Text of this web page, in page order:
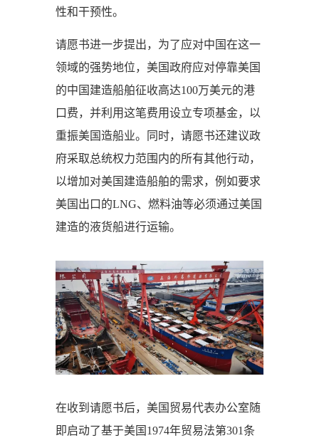
性和干预性。
请愿书进一步提出，为了应对中国在这一
领域的强势地位，美国政府应对停靠美国
的中国建造船舶征收高达100万美元的港
口费，并利用这笔费用设立专项基金，以
重振美国造船业。同时，请愿书还建议政
府采取总统权力范围内的所有其他行动，
以增加对美国建造船舶的需求，例如要求
美国出口的LNG、燃料油等必须通过美国
建造的液货船进行运输。
在收到请愿书后，美国贸易代表办公室随
即启动了基于美国1974年贸易法第301条